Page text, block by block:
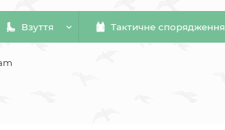
Взуття Тактичне спорядження